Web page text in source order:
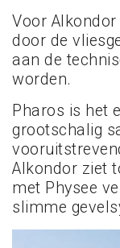
Voor
door de
aan de
worden.
Pharos is het
grootschalig
Alkondor ziet
met Physee
slimme